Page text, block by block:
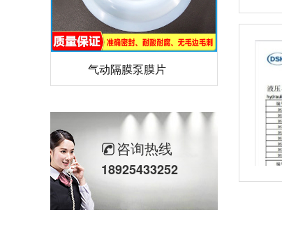
气动隔膜泵膜片
咨询热线
18925433252